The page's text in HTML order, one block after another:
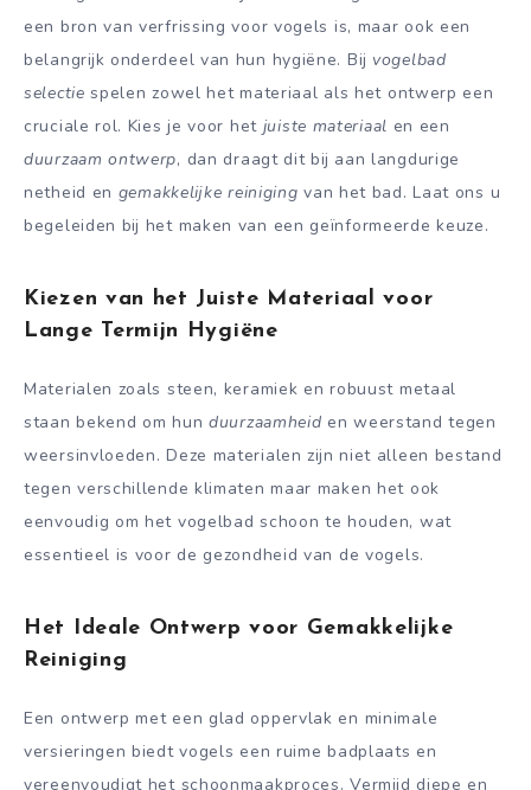
een bron van verfrissing voor vogels is, maar ook een
belangrijk onderdeel van hun hygiëne. Bij vogelbad
selectie spelen zowel het materiaal als het ontwerp een
cruciale rol. Kies je voor het juiste materiaal en een
duurzaam ontwerp, dan draagt dit bij aan langdurige
netheid en gemakkelijke reiniging van het bad. Laat ons u
begeleiden bij het maken van een geïnformeerde keuze.
Kiezen van het Juiste Materiaal voor
Lange Termijn Hygiëne
Materialen zoals steen, keramiek en robuust metaal
staan bekend om hun duurzaamheid en weerstand tegen
weersinvloeden. Deze materialen zijn niet alleen bestand
tegen verschillende klimaten maar maken het ook
eenvoudig om het vogelbad schoon te houden, wat
essentieel is voor de gezondheid van de vogels.
Het Ideale Ontwerp voor Gemakkelijke
Reiniging
Een ontwerp met een glad oppervlak en minimale
versieringen biedt vogels een ruime badplaats en
vereenvoudigt het schoonmaakproces. Vermijd diepe en